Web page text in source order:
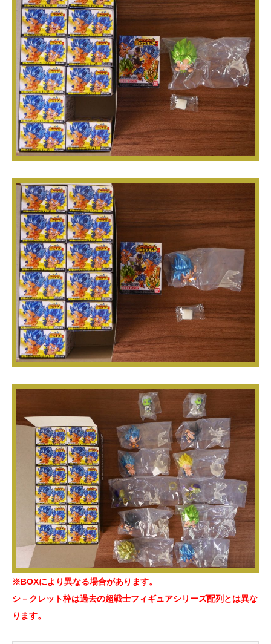
※BOXにより異なる場合があります。
シ－クレット枠は過去の超戦士フィギュアシリーズ配列とは異な
ります。